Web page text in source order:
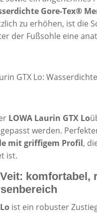
Gore-Tex®
zu erhöhen, ist die
der Fußsohle eine
LOWA Laurin GTX Lo
werden.
mit griffigem Profil,
ist.
ist ein robuster